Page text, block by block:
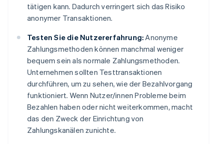
tätigen kann. Dadurch verringert sich das Risiko
anonymer Transaktionen.
Testen Sie die Nutzererfahrung: Anonyme
Zahlungsmethoden können manchmal weniger
bequem sein als normale Zahlungsmethoden.
Unternehmen sollten Testtransaktionen
durchführen, um zu sehen, wie der Bezahlvorgang
funktioniert. Wenn Nutzer/innen Probleme beim
Bezahlen haben oder nicht weiterkommen, macht
das den Zweck der Einrichtung von
Zahlungskanälen zunichte.